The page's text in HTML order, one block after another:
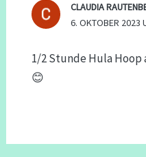
CLAUDIA
6. OKTOBER 2023
1/2 Stunde Hula Hoop
😊